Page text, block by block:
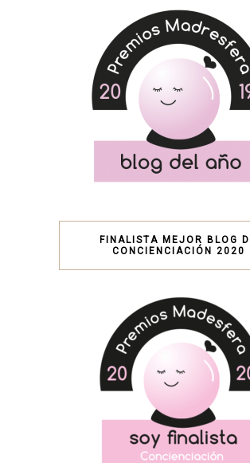
FINALISTA MEJOR BLOG
CONCIENCIACIÓN 2020